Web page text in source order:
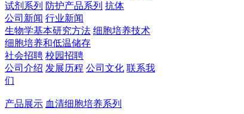
试剂系列 防护产品系列 抗体
公司新闻 行业新闻
生物学基本研究方法 细胞培养技术
细胞培养和低温储存
社会招聘 校园招聘
公司介绍 发展历程 公司文化 联系我
们
产品展示 血清细胞培养系列